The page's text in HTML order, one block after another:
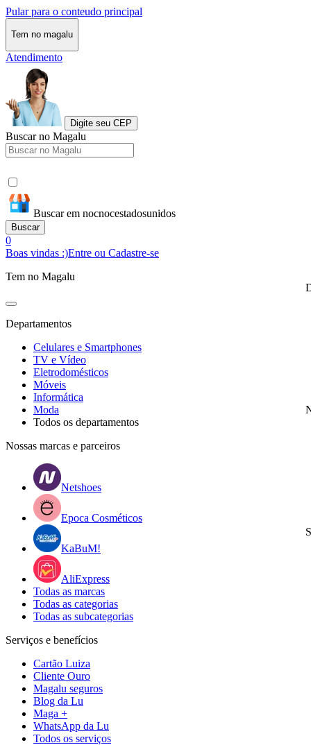
Pular para o conteudo principal
Tem no magalu
Atendimento
Digite seu CEP
Buscar no Magalu
Buscar em nocnocestadosunidos
Buscar
0
Boas vindas :)Entre ou Cadastre-se
Tem no Magalu
Departamentos
Celulares e Smartphones
TV e Vídeo
Eletrodomésticos
Móveis
Informática
Moda
Todos os departamentos
Nossas marcas e parceiros
Netshoes
Epoca Cosméticos
KaBuM!
AliExpress
Todas as marcas
Todas as categorias
Todas as subcategorias
Serviços e benefícios
Cartão Luiza
Cliente Ouro
Magalu seguros
Blog da Lu
Maga +
WhatsApp da Lu
Todos os serviços